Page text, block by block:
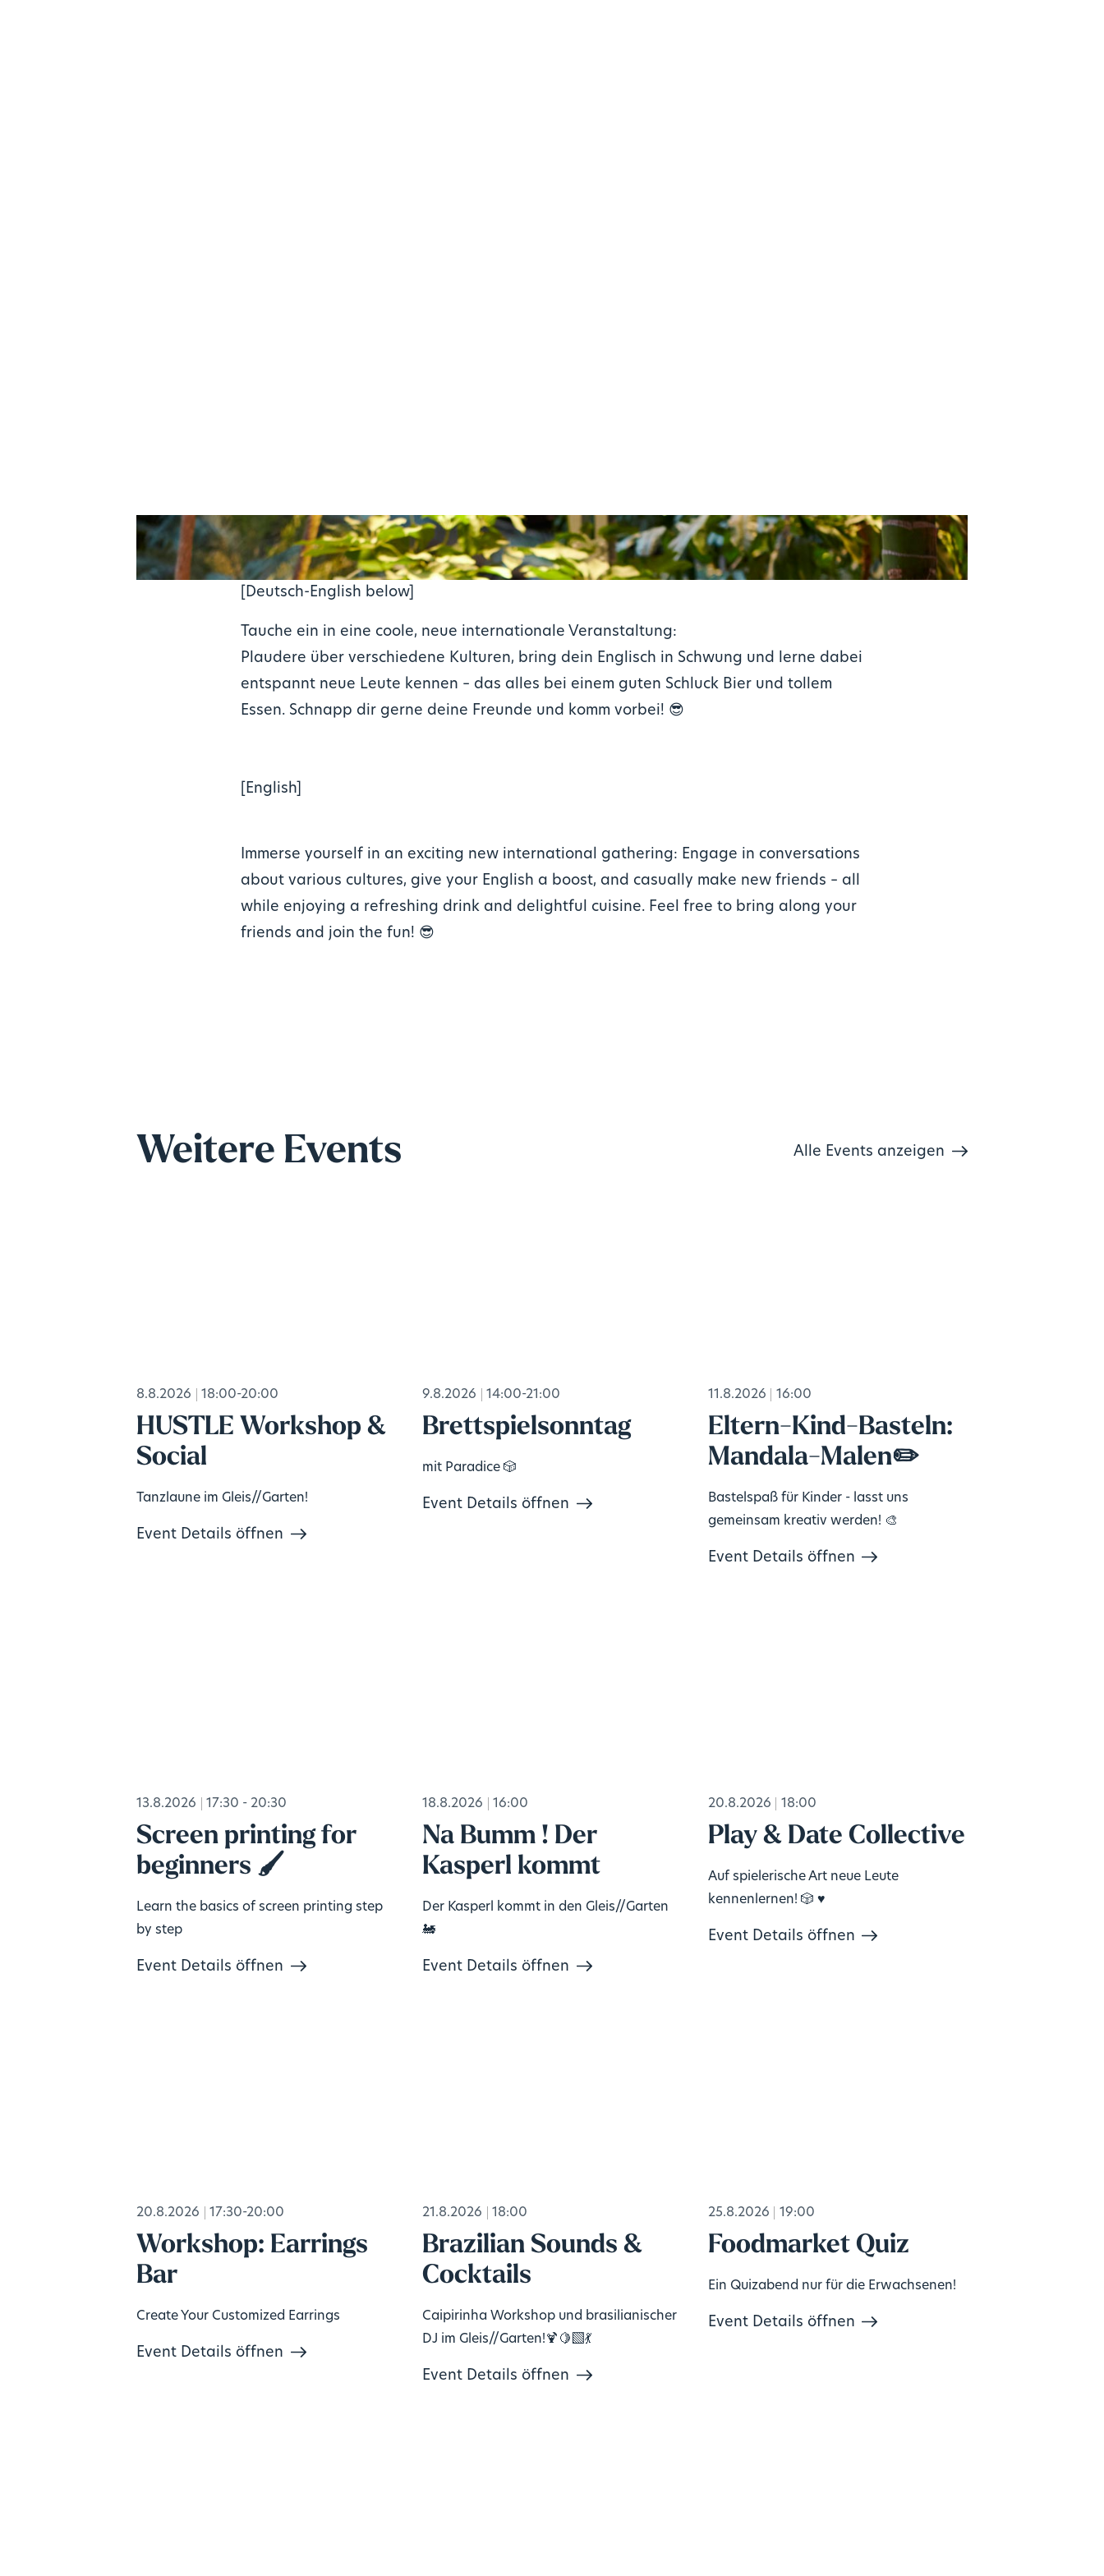
[Deutsch-English below]
Tauche ein in eine coole, neue internationale Veranstaltung:
Plaudere über verschiedene Kulturen, bring dein Englisch in Schwung und lerne dabei
entspannt neue Leute kennen – das alles bei einem guten Schluck Bier und tollem
Essen. Schnapp dir gerne deine Freunde und komm vorbei! 😎
[English]
Immerse yourself in an exciting new international gathering: Engage in conversations
about various cultures, give your English a boost, and casually make new friends – all
while enjoying a refreshing drink and delightful cuisine. Feel free to bring along your
friends and join the fun! 😎
Weitere Events Alle Events anzeigen
8.8.2026 18:00-20:00
HUSTLE Workshop &
Social
Tanzlaune im Gleis//Garten!
Event Details öffnen
9.8.2026 14:00-21:00
Brettspielsonntag
mit Paradice 🎲
Event Details öffnen
11.8.2026 16:00
Eltern-Kind-Basteln:
Mandala-Malen✏️
Bastelspaß für Kinder - lasst uns
gemeinsam kreativ werden! 🎨
Event Details öffnen
13.8.2026 17:30 - 20:30
Screen printing for
beginners 🖌️
Learn the basics of screen printing step
by step
Event Details öffnen
18.8.2026 16:00
Na Bumm ! Der
Kasperl kommt
Der Kasperl kommt in den Gleis//Garten
🚂
Event Details öffnen
20.8.2026 18:00
Play & Date Collective
Auf spielerische Art neue Leute
kennenlernen! 🎲 ♥️
Event Details öffnen
20.8.2026 17:30-20:00
Workshop: Earrings
Bar
Create Your Customized Earrings
Event Details öffnen
21.8.2026 18:00
Brazilian Sounds &
Cocktails
Caipirinha Workshop und brasilianischer
DJ im Gleis//Garten!🍹🍋‍🟩💃
Event Details öffnen
25.8.2026 19:00
Foodmarket Quiz
Ein Quizabend nur für die Erwachsenen!
Event Details öffnen